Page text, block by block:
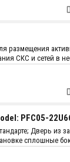
размещения
СКС и сетей в
Несущая
PFC05-
Дверь из
сплошные
2 мм, остальные
Конструкция: